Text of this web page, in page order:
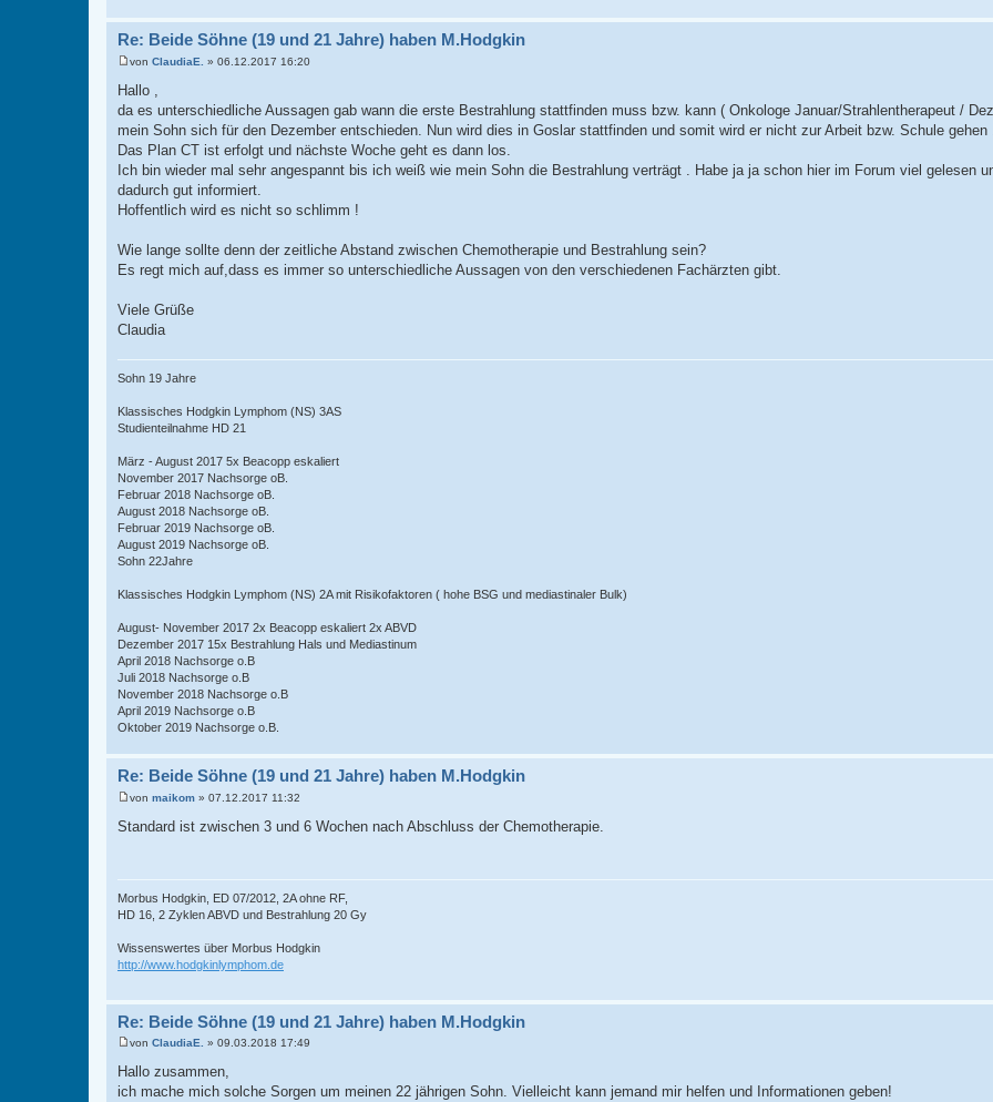
Re: Beide Söhne (19 und 21 Jahre) haben M.Hodgkin
e
i
t
a
g
von ClaudiaE. » 06.12.2017 16:20
Hallo ,
da es unterschiedliche Aussagen gab wann die erste Bestrahlung stattfinden muss bzw. kann ( Onkologe Januar/Strahlentherapeut /
mein Sohn sich für den Dezember entschieden. Nun wird dies in Goslar stattfinden und somit wird er nicht zur Arbeit bzw. Schule gehen .
Das Plan CT ist erfolgt und nächste Woche geht es dann los.
Ich bin wieder mal sehr angespannt bis ich weiß wie mein Sohn die Bestrahlung verträgt . Habe ja ja schon hier im Forum viel gelesen
dadurch gut informiert.
Hoffentlich wird es nicht so schlimm !
Wie lange sollte denn der zeitliche Abstand zwischen Chemotherapie und Bestrahlung sein?
Es regt mich auf,dass es immer so unterschiedliche Aussagen von den verschiedenen Fachärzten gibt.
Viele Grüße
Claudia
Sohn 19 Jahre
Klassisches Hodgkin Lymphom (NS) 3AS
Studienteilnahme HD 21
März - August 2017 5x Beacopp eskaliert
November 2017 Nachsorge oB.
Februar 2018 Nachsorge oB.
August 2018 Nachsorge oB.
Februar 2019 Nachsorge oB.
August 2019 Nachsorge oB.
Sohn 22Jahre
Klassisches Hodgkin Lymphom (NS) 2A mit Risikofaktoren ( hohe BSG und mediastinaler Bulk)
August- November 2017 2x Beacopp eskaliert 2x ABVD
Dezember 2017 15x Bestrahlung Hals und Mediastinum
April 2018 Nachsorge o.B
Juli 2018 Nachsorge o.B
November 2018 Nachsorge o.B
April 2019 Nachsorge o.B
Oktober 2019 Nachsorge o.B.
Re: Beide Söhne (19 und 21 Jahre) haben M.Hodgkin
e
i
von maikom » 07.12.2017 11:32
Standard ist zwischen 3 und 6 Wochen nach Abschluss der Chemotherapie.
Morbus Hodgkin, ED 07/2012, 2A ohne RF,
HD 16, 2 Zyklen ABVD und Bestrahlung 20 Gy
Wissenswertes über Morbus Hodgkin
http://www.hodgkinlymphom.de
Re: Beide Söhne (19 und 21 Jahre) haben M.Hodgkin
e
i
t
von ClaudiaE. » 09.03.2018 17:49
Hallo zusammen,
ich mache mich solche Sorgen um meinen 22 jährigen Sohn. Vielleicht kann jemand mir helfen und Informationen geben!